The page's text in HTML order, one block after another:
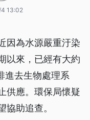
13:02
因為水源嚴重汙染
以來，已經有大約
進去生物處理系
供應。環保局懷疑
助追查。